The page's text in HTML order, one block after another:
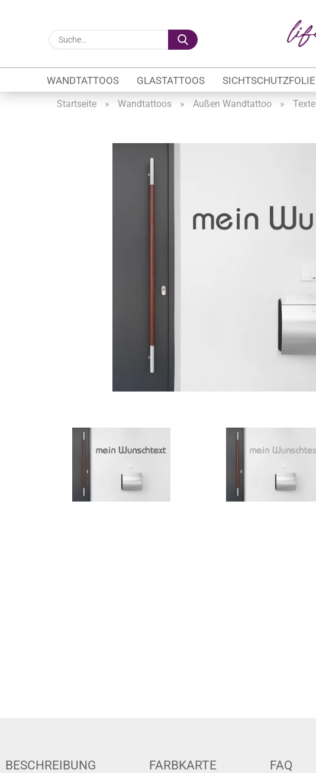
Suche...
WANDTATTOOS GLASTATTOOS SICHTSCHUTZFOLIE
Firmenlogo
Sichtschutzfolien Gewerbe
Glasbeschriftung
Ideen anzeigen
Startseite » Wandtattoos » Außen Wandtattoo » Texte
BESCHREIBUNG FARBKARTE FAQ